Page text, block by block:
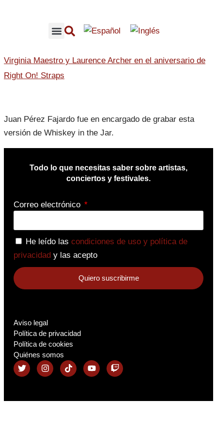
Virginia Maestro y Laurence Archer en el aniversario de
Right On! Straps
Juan Pérez Fajardo fue en encargado de grabar esta
versión de Whiskey in the Jar.
Todo lo que necesitas saber sobre artistas,
conciertos y festivales.
Correo electrónico
He leído las condiciones de uso y política de
privacidad y las acepto
Quiero suscribirme
Aviso legal
Política de privacidad
Política de cookies
Quiénes somos